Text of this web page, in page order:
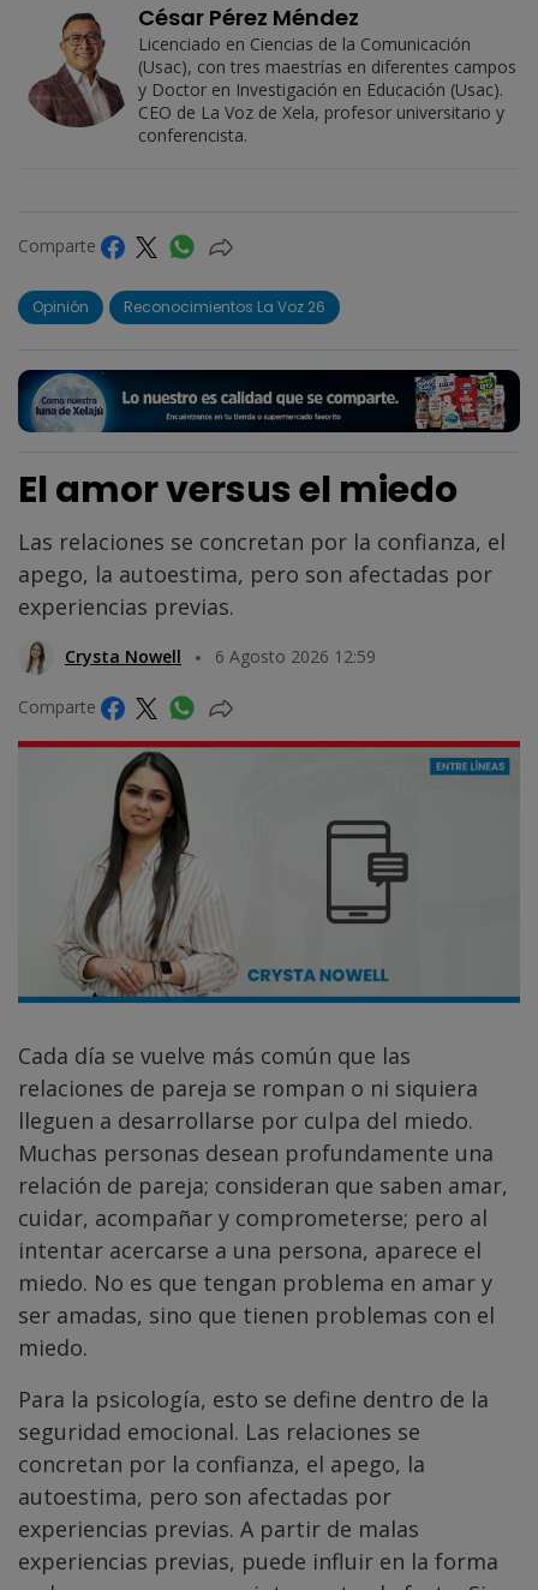
César Pérez Méndez
Licenciado en Ciencias de la Comunicación
(Usac), con tres maestrías en diferentes campos
y Doctor en Investigación en Educación (Usac).
CEO de La Voz de Xela, profesor universitario y
conferencista.
Comparte
Opinión Reconocimientos La Voz 26
El amor versus el miedo
Las relaciones se concretan por la confianza, el
apego, la autoestima, pero son afectadas por
experiencias previas.
Crysta Nowell 6 Agosto 2026 12:59
Comparte
Cada día se vuelve más común que las
relaciones de pareja se rompan o ni siquiera
lleguen a desarrollarse por culpa del miedo.
Muchas personas desean profundamente una
relación de pareja; consideran que saben amar,
cuidar, acompañar y comprometerse; pero al
intentar acercarse a una persona, aparece el
miedo. No es que tengan problema en amar y
ser amadas, sino que tienen problemas con el
miedo.
Para la psicología, esto se define dentro de la
seguridad emocional. Las relaciones se
concretan por la confianza, el apego, la
autoestima, pero son afectadas por
experiencias previas. A partir de malas
experiencias previas, puede influir en la forma